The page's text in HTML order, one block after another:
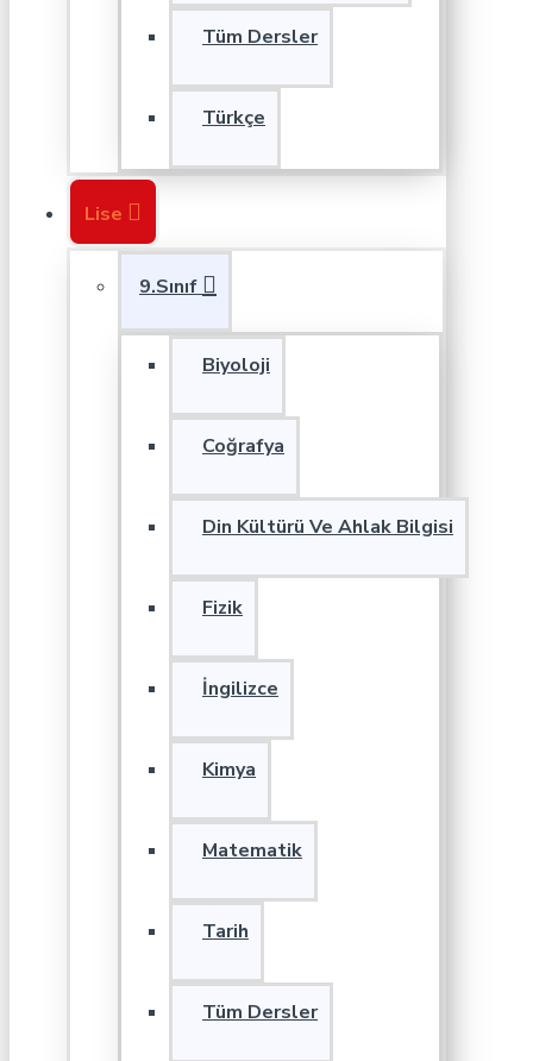
Tüm Dersler
Türkçe
Lise
9.Sınıf
Biyoloji
Coğrafya
Din Kültürü Ve Ahlak Bilgisi
Fizik
İngilizce
Kimya
Matematik
Tarih
Tüm Dersler